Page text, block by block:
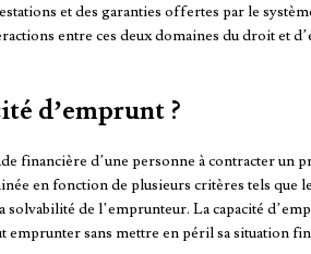
et des garanties offertes par le
entre ces deux domaines du droit et
d’emprunt ?
financière d’une personne à contracter un
en fonction de plusieurs critères tels que
de l’emprunteur. La capacité
emprunter sans mettre en péril sa situation